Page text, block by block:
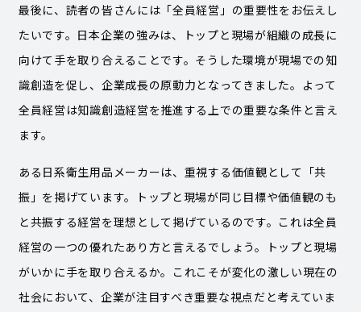
最後に、読者の皆さんには「全員経営」の重要性をお伝えし
たいです。日本企業の強みは、トップと現場が組織の成長に
向けて手を取り合えることです。そうした環境が現場での知
識創造を促し、企業成長の原動力となってきました。よって
全員経営は知識創造経営を推進する上での重要な条件と言え
ます。
ある日系衛生用品メーカーは、重視する価値観として「共
振」を掲げています。トップと現場が同じ目標や価値観のも
と共振する経営を理想として掲げているのです。これは全員
経営の一つの優れたあり方と言えるでしょう。トップと現場
がいかに手を取り合えるか。これこそが変化の激しい現在の
社会において、企業が注目すべき重要な視点だと考えていま